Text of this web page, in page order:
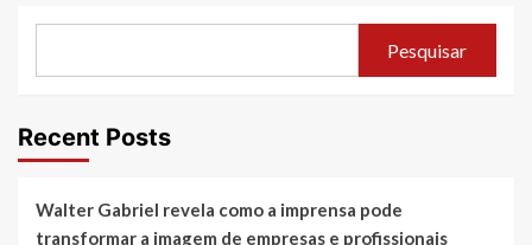
Pesquisar
Recent Posts
Walter Gabriel revela como a imprensa pode
transformar a imagem de empresas e profissionais